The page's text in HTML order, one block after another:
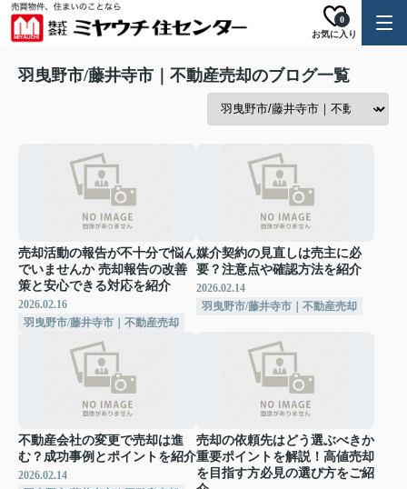
お気に入り
0
羽曳野市/藤井寺市｜不動産売却のブログ一覧
売却活動の報告が不十分で悩ん
でいませんか 売却報告の改善
策と安心できる対応を紹介
2026.02.16
羽曳野市/藤井寺市｜不動産売却
媒介契約の見直しは売主に必
要？注意点や確認方法を紹介
2026.02.14
羽曳野市/藤井寺市｜不動産売却
不動産会社の変更で売却は進
む？成功事例とポイントを紹介
2026.02.14
売却の依頼先はどう選ぶべきか
重要ポイントを解説！高値売却
を目指す方必見の選び方をご紹